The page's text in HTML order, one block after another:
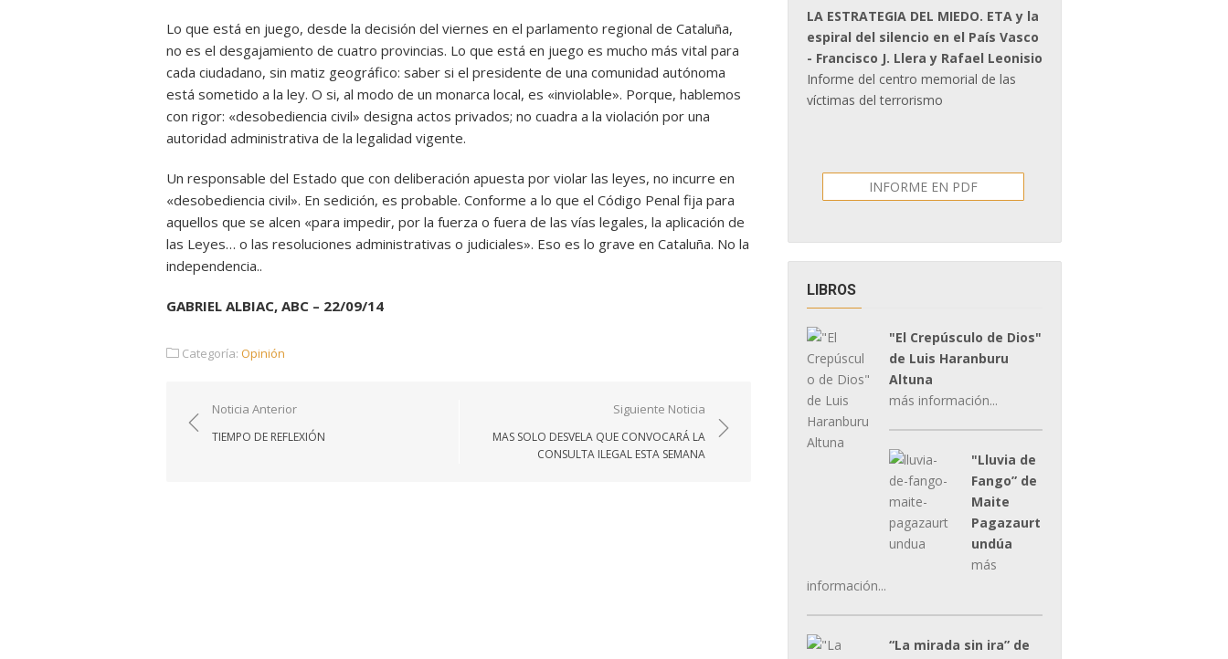
Lo que está en juego, desde la decisión del viernes en el parlamento regional de Cataluña,
no es el desgajamiento de cuatro provincias. Lo que está en juego es mucho más vital para
cada ciudadano, sin matiz geográfico: saber si el presidente de una comunidad autónoma
está sometido a la ley. O si, al modo de un monarca local, es «inviolable». Porque, hablemos
con rigor: «desobediencia civil» designa actos privados; no cuadra a la violación por una
autoridad administrativa de la legalidad vigente.
Un responsable del Estado que con deliberación apuesta por violar las leyes, no incurre en
«desobediencia civil». En sedición, es probable. Conforme a lo que el Código Penal fija para
aquellos que se alcen «para impedir, por la fuerza o fuera de las vías legales, la aplicación de
las Leyes… o las resoluciones administrativas o judiciales». Eso es lo grave en Cataluña. No la
independencia..
GABRIEL ALBIAC, ABC – 22/09/14
Categoría: Opinión
Navegación
de
Noticia Anterior
TIEMPO DE REFLEXIÓN
Siguiente Noticia
MAS SOLO DESVELA QUE CONVOCARÁ LA
CONSULTA ILEGAL ESTA SEMANA
LA ESTRATEGIA DEL MIEDO. ETA y la
espiral del silencio en el País Vasco
- Francisco J. Llera y Rafael Leonisio
Informe del centro memorial de las
víctimas del terrorismo
INFORME EN PDF
LIBROS
"El Crepúsculo de Dios"
de Luis Haranburu
Altuna
más información...
"Lluvia de
Fango” de
Maite
Pagazaurt
undúa
más
información...
“La mirada sin ira” de